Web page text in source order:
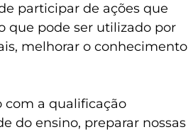
participar de ações que
que pode ser utilizado por
melhorar o conhecimento
com a qualificação
do ensino, preparar nossas